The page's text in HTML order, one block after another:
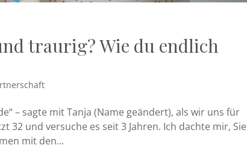
traurig? Wie du endlich
– sagte mit Tanja (Name geändert), als wir uns für
32 und versuche es seit 3 Jahren. Ich dachte mir, Sie
mit den...